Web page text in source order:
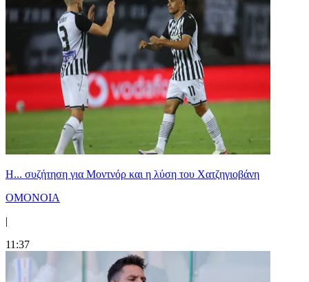
Η... συζήτηση για Μοντνόρ και η λύση του Χατζηγιοβάνη
ΟΜΟΝΟΙΑ
|
11:37